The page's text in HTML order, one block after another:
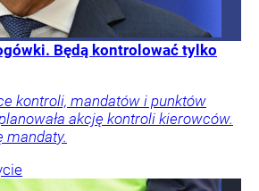
Będą kontrolować tylko
kontroli, mandatów i punktów
akcję kontroli kierowców.
mandaty.